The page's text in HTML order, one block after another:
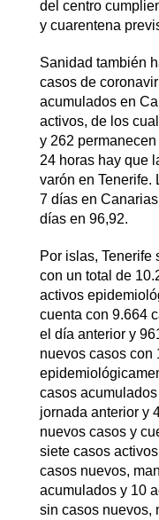
del centro
y cuarentena
Sanidad también
casos de
acumulados en
activos, de los
y 262
24 horas hay que
varón en Tenerife.
7 días en
días en 96,92.
Por islas, Tenerife
con un total de
activos
cuenta con 9.664
el día anterior y
nuevos casos con
casos
jornada anterior y
nuevos casos y
siete casos
casos nuevos,
acumulados y 10
sin casos nuevos,